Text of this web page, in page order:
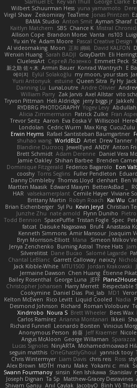
Slamuel EC Key van Thull George Clarke
Wilbert Schuurman Hess yuna yamamoto
Virgil Shaw Zeikomiray TeaTime Jonas Printzen
BAMA Studio Anton Smit Ayman Sharaf
Kaitlyn Matchem
SBS Chance K Mistral
Allison Cope Brandon Morse Vanta ns103
Yu xin Ye Adam Moore Pascal Creative Design
AI videomaking Moon 正和 綱嶋 David KALFON
Wenxin Huang Sarah BADJI GrayDarth Eli
CluelessArt Cергей Лозенко Emmett Peck
新之助 佐々木 Armin Bauer Konrad Wantrych E
에이지
Eylül Solakoğlu my moon, your stars
Yurii Antonyuk
estuine Queen Sitra Fy Hy Jack
Danning Lu LunaLoutre Andre Olivier
William Parry Zak Jarvis Axel Allstar vito
Tryvon Pittman Heli Aldridge jerry biggs jr JakkeN
RYDBRG PHOTOGRAPHY Yogev Levy
Alicia Zimmermann Patrick Zulke Fran
Trevor Seitz Aaron Eva Eoska V Williscool
Londolan
Cedric Wurm Max King CucuZulu
Erwin Heyms Rafael Santisteban Baumgartner
shuhao wang WorldBLD Artet Drew Tanner
Blandine Ducrocq JewelEyed ANDY Anton
Brett Schmidt Adam Derenne Daniel Vera
Jamie Oakley Shihan Barbee Brenden
Dominique Fitzgerald Federico Bagarolo Eon
cooshy Toms Seglins Fuller Pendleton
Danny Dimbleby Thomas Lloyd clenhart Ben
Martten Maasik Edward Maxym BetterAsBad _
HAR valsekamerplant Cemile Høyer Viviane
Brittany Martin Robyn Roach Kai Wu
Brian Eichenberger Syl Pu Kevin Jeryd Christian
Junzhe Zhu nate arnold Flynn Duniho
Todd Bennion SpacePuffle Tristan Fogle Spec
fatcat Daisuke Nagasawa Bruf4 Anastasia
Kenneth Simmons Amir Mansour Joaquim
Bryn Morrison-Elliott Mana Simeon Milkov
Jenya Zenchenko Burning Astral Three Hats
Silverelitist Dane Bucao Salomé Lagarde
Chantal LeBlanc Garrett Calloway nøixzy
Jack Kibble-White MTU1500 Jordan Krakowski
Jermaine Dawson Chen Huang Étienne
Bailey Rosenthal George Luna JEFF Plane2House
Christopher Johansen Harry Merrett Respectable
Cookymine Daniel Dias Pixi_lab MD1
Kelton McEwen Rico Levitt Liquid Cooled Nadia
Desmond Johnson Richard Roman Volobuev
Xindrrobo Noura S Brett Wheeler Bees Wax
Carlos Ramírez Arianna Montanari Ikkeii
Richard Funnell Leonardo Borsten Vinicius
Anonymous Person 鈴葵 Jeff Kraemer
Angus McAloon George Willaman Sparazza
Lucas Signoles NinjARTA Mohamedmoawad
seguin matthis OneGhastlyGhoul yannick tooy
Chris Wintermyer Liam Davis chris reis Ross
Alex Brown MDTH maru Make Yokami c: mik
Swann Fourmanoy sinsin Ken Ishikawa Stanislav
Joseph Dignan Ta Sp Matthew-Gracey Desravines
Shivam Ganju Anıl Çaylak JacobyO Bình Võ Thiên